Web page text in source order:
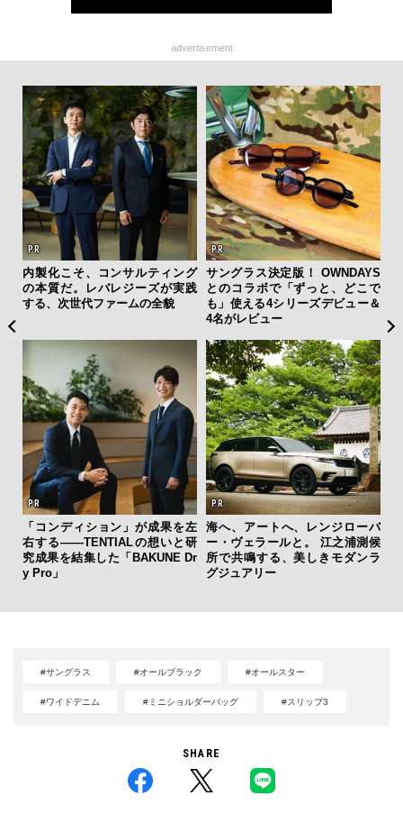
advertisement
内製化こそ、コンサルティング
の本質だ。レバレジーズが実践
する、次世代ファームの全貌
サングラス決定版！ OWNDAYS
とのコラボで「ずっと、どこで
も」使える4シリーズデビュー＆
4名がレビュー
「コンディション」が成果を左
右する——TENTIALの想いと研
究成果を結集した「BAKUNE Dr
y Pro」
海へ、アートへ、レンジローバ
ー・ヴェラールと。 江之浦測候
所で共鳴する、美しきモダンラ
グジュアリー
な
#サングラス #オールブラック #オールスター
#ワイドデニム #ミニショルダーバッグ #スリップ3
SHARE